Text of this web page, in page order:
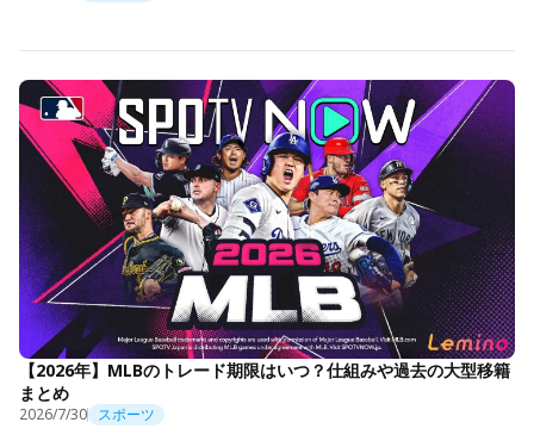
【2026年】MLBのトレード期限はいつ？仕組みや過去の大型移籍
まとめ
2026/7/30 スポーツ